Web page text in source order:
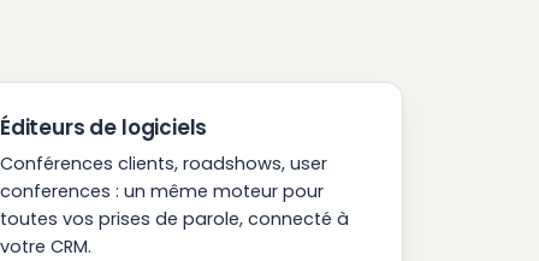
Éditeurs de logiciels
Conférences clients, roadshows, user
conferences : un même moteur pour
toutes vos prises de parole, connecté à
votre CRM.